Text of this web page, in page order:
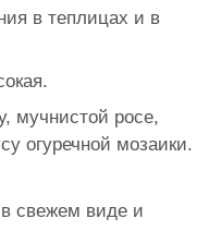
в теплицах и в
мучнистой росе,
огуречной мозаики.
свежем виде и